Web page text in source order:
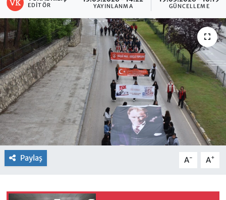
EDITÖR YAYINLANMA GÜNCELLEME
Paylaş A- A+